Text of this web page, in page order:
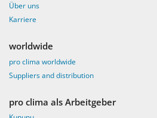
Über uns
Karriere
worldwide
pro clima worldwide
Suppliers and distribution
pro clima als Arbeitgeber